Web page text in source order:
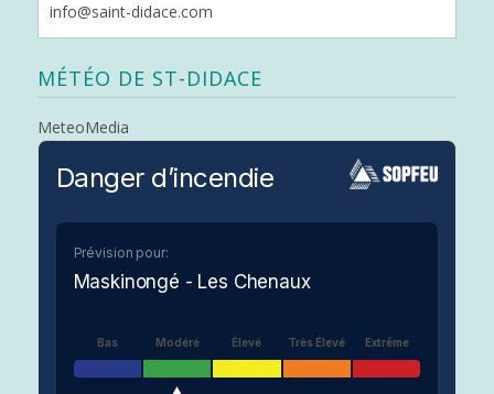
info@saint-didace.com
MÉTÉO DE ST-DIDACE
MeteoMedia
Danger d’incendie
Prévision pour:
Maskinongé - Les Chenaux
Bas Modéré Élevé Très Élevé Extrême